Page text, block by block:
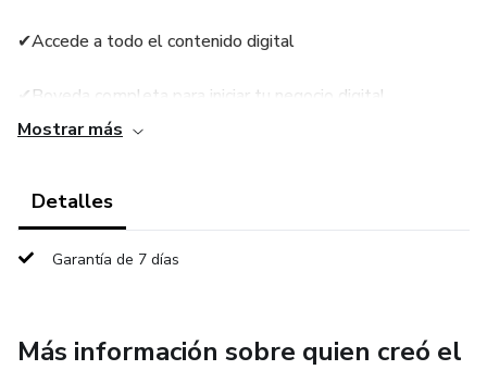
✔Accede a todo el contenido digital
✔Boveda completa para iniciar tu negocio digital
Mostrar más
Detalles
Garantía de 7 días
Más información sobre quien creó el